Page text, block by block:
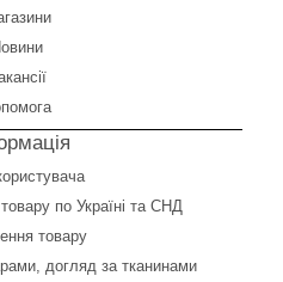
по Україні та СНД
товару
догляд за тканинами